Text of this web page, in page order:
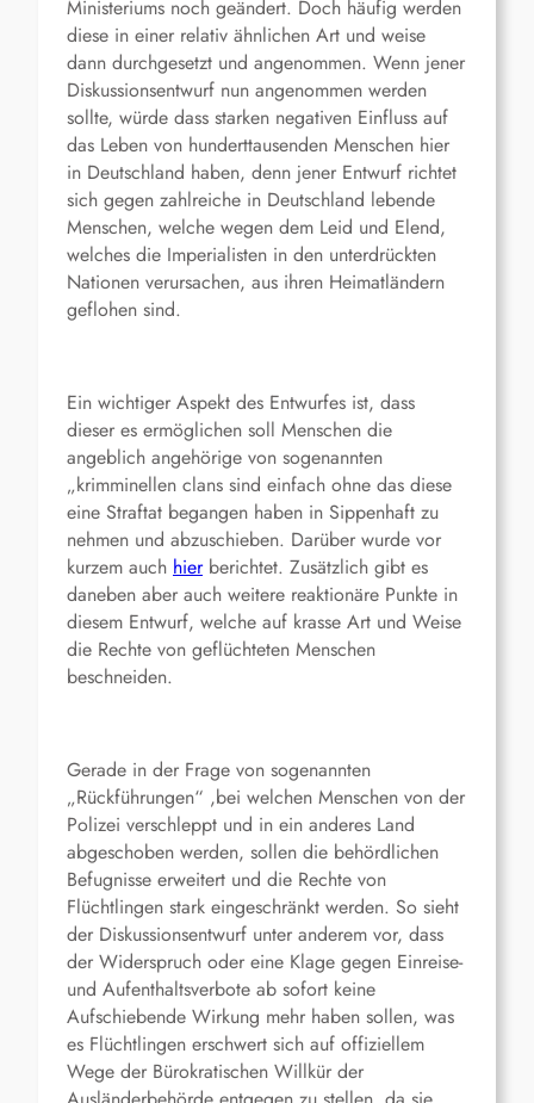
Ministeriums noch geändert. Doch häufig werden
diese in einer relativ ähnlichen Art und weise
dann durchgesetzt und angenommen. Wenn jener
Diskussionsentwurf nun angenommen werden
sollte, würde dass starken negativen Einfluss auf
das Leben von hunderttausenden Menschen hier
in Deutschland haben, denn jener Entwurf richtet
sich gegen zahlreiche in Deutschland lebende
Menschen, welche wegen dem Leid und Elend,
welches die Imperialisten in den unterdrückten
Nationen verursachen, aus ihren Heimatländern
geflohen sind.
Ein wichtiger Aspekt des Entwurfes ist, dass
dieser es ermöglichen soll Menschen die
angeblich angehörige von sogenannten
„krimminellen clans sind einfach ohne das diese
eine Straftat begangen haben in Sippenhaft zu
nehmen und abzuschieben. Darüber wurde vor
kurzem auch hierberichtet. Zusätzlich gibt es
daneben aber auch weitere reaktionäre Punkte in
diesem Entwurf, welche auf krasse Art und Weise
die Rechte von geflüchteten Menschen
beschneiden.
Gerade in der Frage von sogenannten
„Rückführungen“ ,bei welchen Menschen von der
Polizei verschleppt und in ein anderes Land
abgeschoben werden, sollen die behördlichen
Befugnisse erweitert und die Rechte von
Flüchtlingen stark eingeschränkt werden. So sieht
der Diskussionsentwurf unter anderem vor, dass
der Widerspruch oder eine Klage gegen Einreise-
und Aufenthaltsverbote ab sofort keine
Aufschiebende Wirkung mehr haben sollen, was
es Flüchtlingen erschwert sich auf offiziellem
Wege der Bürokratischen Willkür der